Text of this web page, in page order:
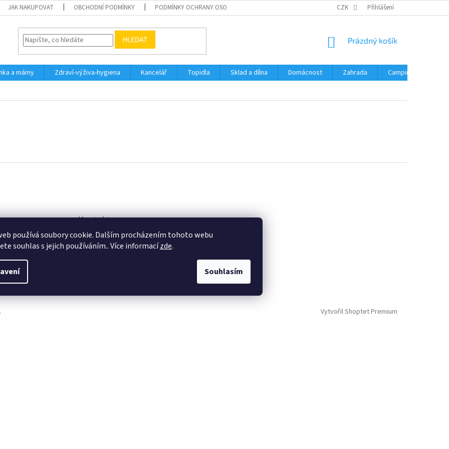
používá soubory cookie. Dalším procházením tohoto webu
souhlas s jejich používáním.. Více informacízde.
Souhlasím
JAK NAKUPOVAT OBCHODNÍ PODMÍNKY PODMÍNKY OCHRANY OSOBNÍCH ÚDAJŮ CZK Přihlášení
HLEDAT
NÁKUPNÍ
Prázdný košík
a mámy Zdraví-výživa-hygiena Kancelář Topidla Sklad a dílna Domácnost Zahrada Camping
Kontakt
obchod@4dave.cz
Vytvořil Shoptet Premium